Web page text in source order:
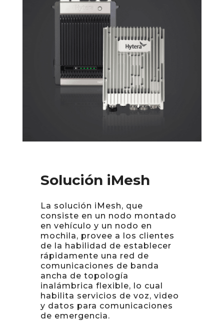
Solución iMesh
La solución iMesh, que
consiste en un nodo montado
en vehículo y un nodo en
mochila, provee a los clientes
de la habilidad de establecer
rápidamente una red de
comunicaciones de banda
ancha de topología
inalámbrica flexible, lo cual
habilita servicios de voz, video
y datos para comunicaciones
de emergencia.